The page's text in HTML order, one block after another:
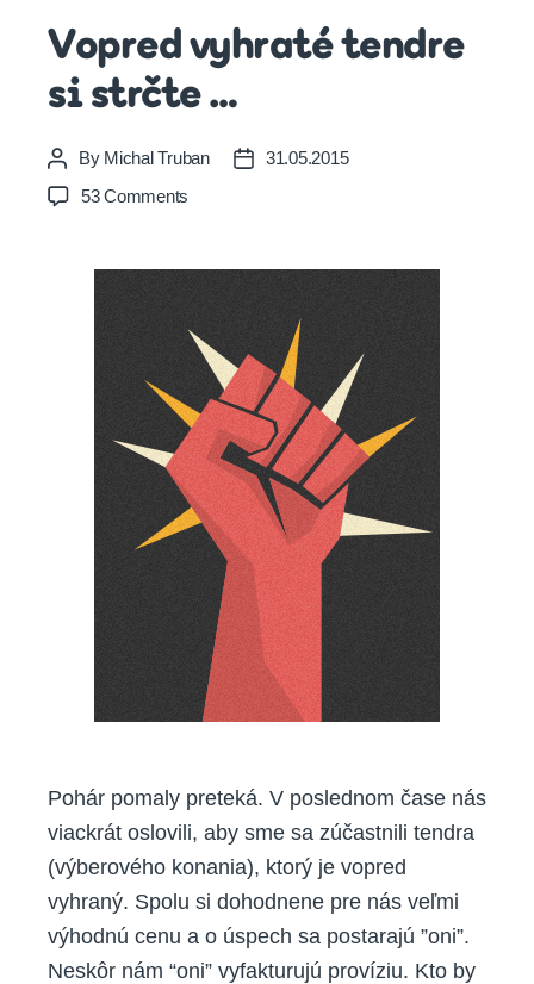
Vopred vyhraté tendre
si strčte …
Post
author
By Michal Truban
Post31.05.2015
53 Comments
tendre
strčte
…
Pohár pomaly preteká. V poslednom čase nás
viackrát oslovili, aby sme sa zúčastnili tendra
(výberového konania), ktorý je vopred
vyhraný. Spolu si dohodnene pre nás veľmi
výhodnú cenu a o úspech sa postarajú ”oni”.
Neskôr nám “oni” vyfakturujú províziu. Kto by